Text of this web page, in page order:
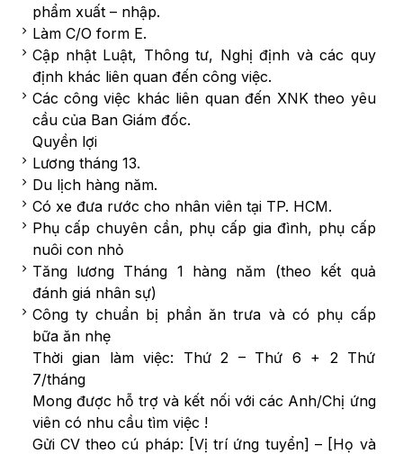
phẩm xuất – nhập.
Làm C/O form E.
Cập nhật Luật, Thông tư, Nghị định và các quy
định khác liên quan đến công việc.
Các công việc khác liên quan đến XNK theo yêu
cầu của Ban Giám đốc.
Quyền lợi
Lương tháng 13.
Du lịch hàng năm.
Có xe đưa rước cho nhân viên tại TP. HCM.
Phụ cấp chuyên cần, phụ cấp gia đình, phụ cấp
nuôi con nhỏ
Tăng lương Tháng 1 hàng năm (theo kết quả
đánh giá nhân sự)
Công ty chuẩn bị phần ăn trưa và có phụ cấp
bữa ăn nhẹ
Thời gian làm việc: Thứ 2 – Thứ 6 + 2 Thứ
7/tháng
Mong được hỗ trợ và kết nối với các Anh/Chị ứng
viên có nhu cầu tìm việc !
Gửi CV theo cú pháp: [Vị trí ứng tuyển] – [Họ và